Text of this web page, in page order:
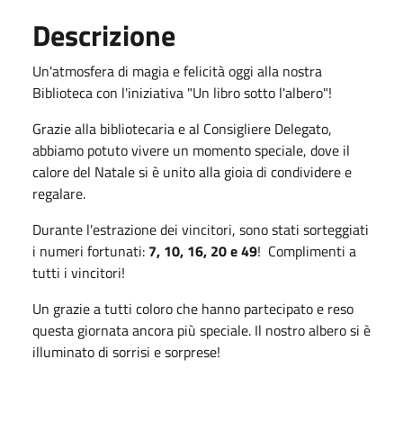
Descrizione
Un'atmosfera di magia e felicità oggi alla nostra
Biblioteca con l'iniziativa "Un libro sotto l'albero"!
Grazie alla bibliotecaria e al Consigliere Delegato,
abbiamo potuto vivere un momento speciale, dove il
calore del Natale si è unito alla gioia di condividere e
regalare.
Durante l'estrazione dei vincitori, sono stati sorteggiati
i numeri fortunati: 7, 10, 16, 20 e 49! Complimenti a
tutti i vincitori!
Un grazie a tutti coloro che hanno partecipato e reso
questa giornata ancora più speciale. Il nostro albero si è
illuminato di sorrisi e sorprese!